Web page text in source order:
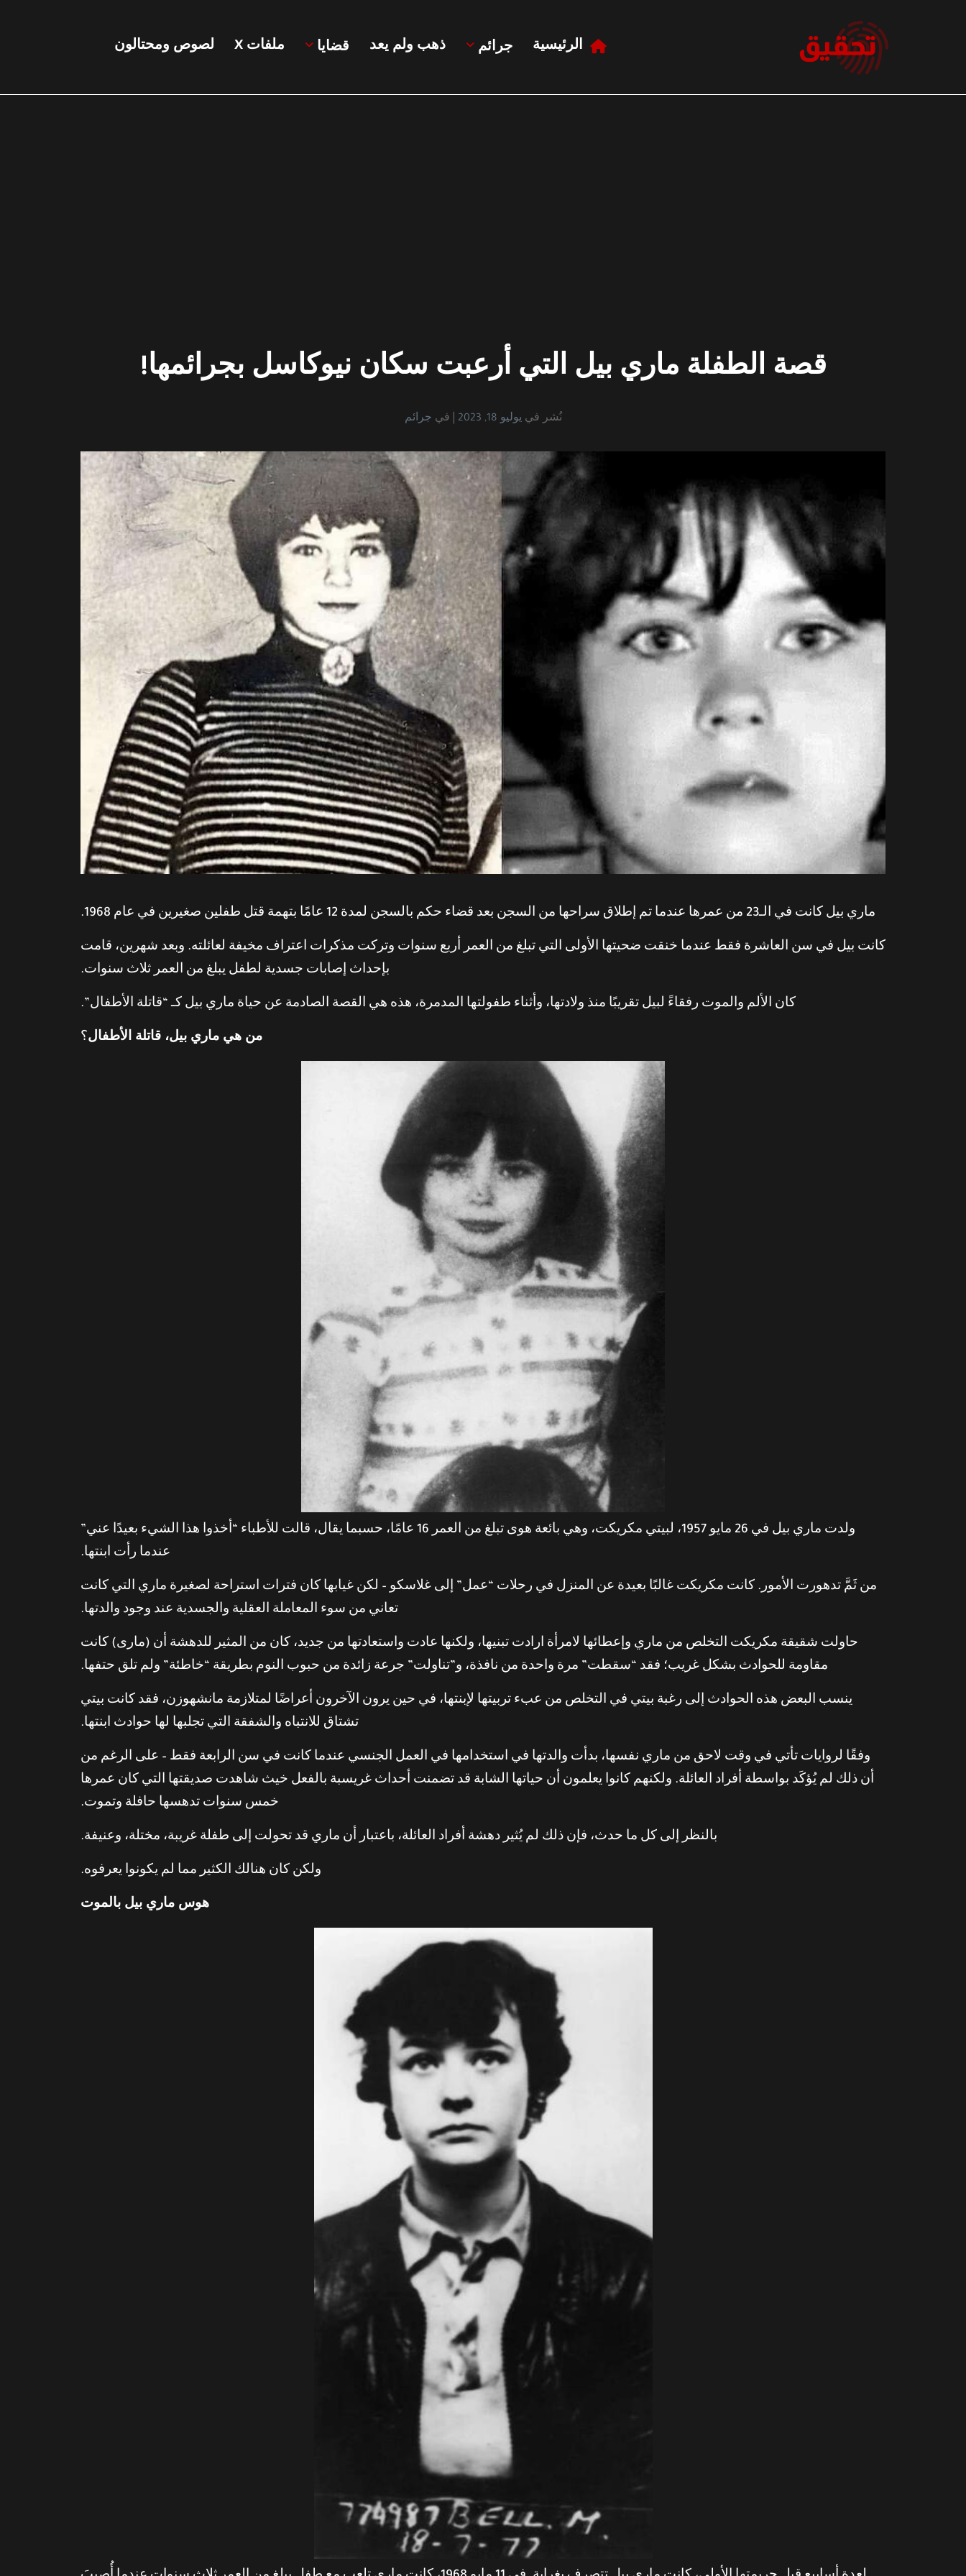
الرئيسية جرائم ذهب ولم يعد قضايا ملفات X لصوص ومحتالون
قصة الطفلة ماري بيل التي أرعبت سكان نيوكاسل بجرائمها!
نُشر فييوليو 18, 2023 في جرائم
ماري بيل كانت في الـ23 من عمرها عندما تم إطلاق سراحها من السجن بعد قضاء حكم بالسجن لمدة 12 عامًا بتهمة قتل طفلين صغيرين في عام 1968.
كانت بيل في سن العاشرة فقط عندما خنقت ضحيتها الأولى التي تبلغ من العمر أربع سنوات وتركت مذكرات اعتراف مخيفة لعائلته. وبعد شهرين، قامت
بإحداث إصابات جسدية لطفل يبلغ من العمر ثلاث سنوات.
كان الألم والموت رفقاءً لبيل تقريبًا منذ ولادتها، وأثناء طفولتها المدمرة، هذه هي القصة الصادمة عن حياة ماري بيل كـ “قاتلة الأطفال”.
من هي ماري بيل، قاتلة الأطفال ؟
ولدت ماري بيل في 26 مايو 1957، لبيتي مكريكت، وهي بائعة هوى تبلغ من العمر 16 عامًا، حسبما يقال، قالت للأطباء “أخذوا هذا الشيء بعيدًا عني”
عندما رأت ابنتها.
من ثَمَّ تدهورت الأمور. كانت مكريكت غالبًا بعيدة عن المنزل في رحلات “عمل” إلى غلاسكو – لكن غيابها كان فترات استراحة لصغيرة ماري التي كانت
تعاني من سوء المعاملة العقلية والجسدية عند وجود والدتها.
حاولت شقيقة مكريكت التخلص من ماري وإعطائها لامرأة ارادت تبنيها، ولكنها عادت واستعادتها من جديد، كان من المثير للدهشة أن (مارى) كانت
مقاومة للحوادث بشكل غريب؛ فقد “سقطت” مرة واحدة من نافذة، و”تناولت” جرعة زائدة من حبوب النوم بطريقة “خاطئة” ولم تلق حتفها.
ينسب البعض هذه الحوادث إلى رغبة بيتي في التخلص من عبء تربيتها لإبنتها، في حين يرون الآخرون أعراضًا لمتلازمة مانشهوزن، فقد كانت بيتي
تشتاق للانتباه والشفقة التي تجلبها لها حوادث ابنتها.
وفقًا لروايات تأتي في وقت لاحق من ماري نفسها، بدأت والدتها في استخدامها في العمل الجنسي عندما كانت في سن الرابعة فقط – على الرغم من
أن ذلك لم يُؤكَد بواسطة أفراد العائلة. ولكنهم كانوا يعلمون أن حياتها الشابة قد تضمنت أحداث غريسبة بالفعل خيث شاهدت صديقتها التي كان عمرها
خمس سنوات تدهسها حافلة وتموت.
بالنظر إلى كل ما حدث، فإن ذلك لم يُثير دهشة أفراد العائلة، باعتبار أن ماري قد تحولت إلى طفلة غريبة، مختلة، وعنيفة.
ولكن كان هنالك الكثير مما لم يكونوا يعرفوه.
هوس ماري بيل بالموت